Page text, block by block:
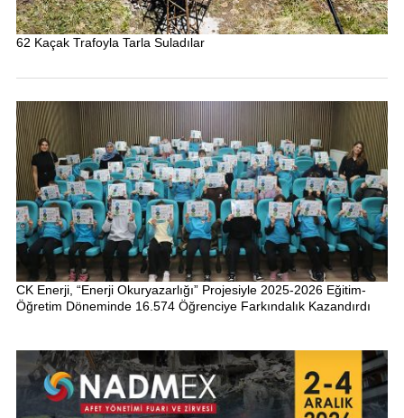
62 Kaçak Trafoyla Tarla Suladılar
CK Enerji, “Enerji Okuryazarlığı” Projesiyle 2025-2026 Eğitim-
Öğretim Döneminde 16.574 Öğrenciye Farkındalık Kazandırdı